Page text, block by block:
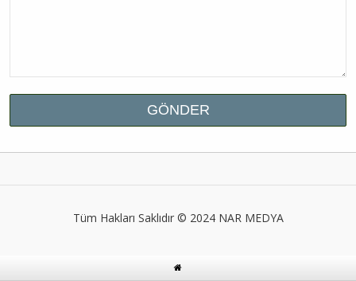
Tüm Hakları Saklıdır © 2024 NAR MEDYA